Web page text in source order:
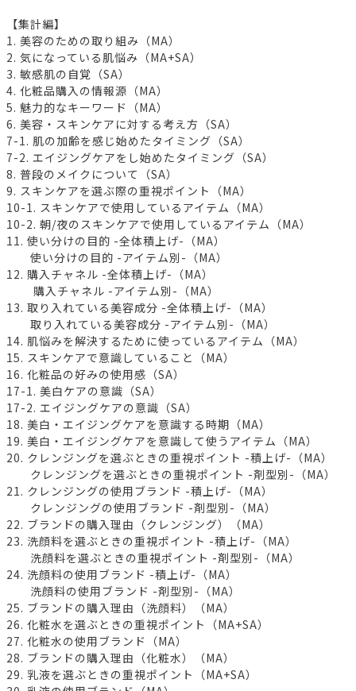
【集計編】
1. 美容のための取り組み（MA）
2. 気になっている肌悩み（MA+SA）
3. 敏感肌の自覚（SA）
4. 化粧品購入の情報源（MA）
5. 魅力的なキーワード（MA）
6. 美容・スキンケアに対する考え方（SA）
7-1. 肌の加齢を感じ始めたタイミング（SA）
7-2. エイジングケアをし始めたタイミング（SA）
8. 普段のメイクについて（SA）
9. スキンケアを選ぶ際の重視ポイント（MA）
10-1. スキンケアで使用しているアイテム（MA）
10-2. 朝/夜のスキンケアで使用しているアイテム（MA）
11. 使い分けの目的 -全体積上げ-（MA）
使い分けの目的 -アイテム別-（MA）
12. 購入チャネル -全体積上げ-（MA）
購入チャネル -アイテム別-（MA）
13. 取り入れている美容成分 -全体積上げ-（MA）
取り入れている美容成分 -アイテム別-（MA）
14. 肌悩みを解決するために使っているアイテム（MA）
15. スキンケアで意識していること（MA）
16. 化粧品の好みの使用感（SA）
17-1. 美白ケアの意識（SA）
17-2. エイジングケアの意識（SA）
18. 美白・エイジングケアを意識する時期（MA）
19. 美白・エイジングケアを意識して使うアイテム（MA）
20. クレンジングを選ぶときの重視ポイント -積上げ-（MA）
クレンジングを選ぶときの重視ポイント -剤型別-（MA）
21. クレンジングの使用ブランド -積上げ-（MA）
クレンジングの使用ブランド -剤型別-（MA）
22. ブランドの購入理由（クレンジング）（MA）
23. 洗顔料を選ぶときの重視ポイント -積上げ-（MA）
洗顔料を選ぶときの重視ポイント -剤型別-（MA）
24. 洗顔料の使用ブランド -積上げ-（MA）
洗顔料の使用ブランド -剤型別-（MA）
25. ブランドの購入理由（洗顔料）（MA）
26. 化粧水を選ぶときの重視ポイント（MA+SA）
27. 化粧水の使用ブランド（MA）
28. ブランドの購入理由（化粧水）（MA）
29. 乳液を選ぶときの重視ポイント（MA+SA）